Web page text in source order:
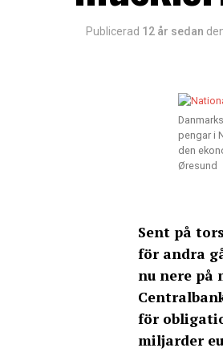
Publicerad 12 år sedan
pengar i
den
Øresund
Sent på
för andra
nu nere på
för
miljarder